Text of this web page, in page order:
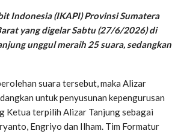
Indonesia (IKAPI) Provinsi Sumatera
yang digelar Sabtu (27/6/2026) di
unggul meraih 25 suara, sedangkan
suara tersebut, maka Alizar
untuk penyusunan kepengurusan
Ketua terpilih Alizar Tanjung sebagai
Engriyo dan Ilham. Tim Formatur